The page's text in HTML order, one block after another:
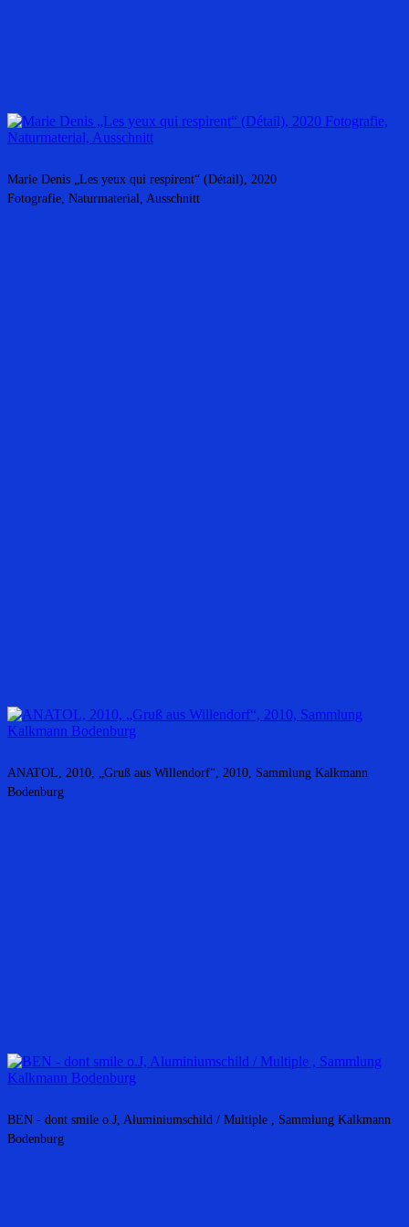
Marie Denis „Les yeux qui respirent“ (Détail), 2020
Fotografie, Naturmaterial, Ausschnitt
ANATOL, 2010, „Gruß aus Willendorf“, 2010, Sammlung Kalkmann
Bodenburg
BEN - dont smile o.J, Aluminiumschild / Multiple , Sammlung Kalkmann
Bodenburg